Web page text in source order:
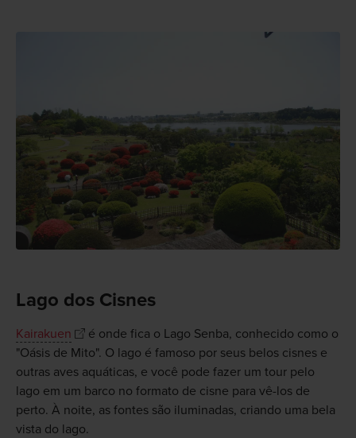
Lago dos Cisnes
Kairakuen
é onde fica o Lago Senba, conhecido como o
"Oásis de Mito". O lago é famoso por seus belos cisnes e
outras aves aquáticas, e você pode fazer um tour pelo
lago em um barco no formato de cisne para vê-los de
perto. À noite, as fontes são iluminadas, criando uma bela
vista do lago.